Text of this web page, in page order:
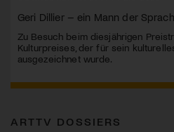
Geri Dillier – ein Mann der
Zu Besuch beim diesjährigen
Kulturpreises, der für sein
ausgezeichnet wurde.
ARTTV DOSSIERS